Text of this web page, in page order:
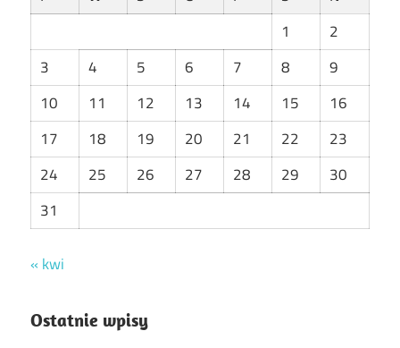
1
2
3
4 5 6 7 8
9
10
11 12 13 14 15
16
17
18 19 20 21 22
23
24
25 26 27 28 29
30
31
« kwi
Ostatnie wpisy